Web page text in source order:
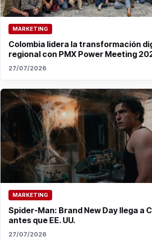
MARKETING
Colombia lidera la transformación
regional con PMX Power Meeting
27/07/2026
MARKETING
Spider-Man: Brand New Day llega a
antes que EE. UU.
27/07/2026